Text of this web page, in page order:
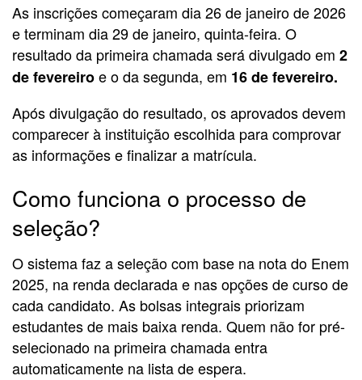
As inscrições começaram dia 26 de janeiro de 2026
e terminam dia 29 de janeiro, quinta-feira. O
resultado da primeira chamada será divulgado em 2
de fevereiroe o da segunda, em 16 de fevereiro.
Após divulgação do resultado, os aprovados devem
comparecer à instituição escolhida para comprovar
as informações e finalizar a matrícula.
Como funciona o processo de
seleção?
O sistema faz a seleção com base na nota do Enem
2025, na renda declarada e nas opções de curso de
cada candidato. As bolsas integrais priorizam
estudantes de mais baixa renda. Quem não for pré-
selecionado na primeira chamada entra
automaticamente na lista de espera.